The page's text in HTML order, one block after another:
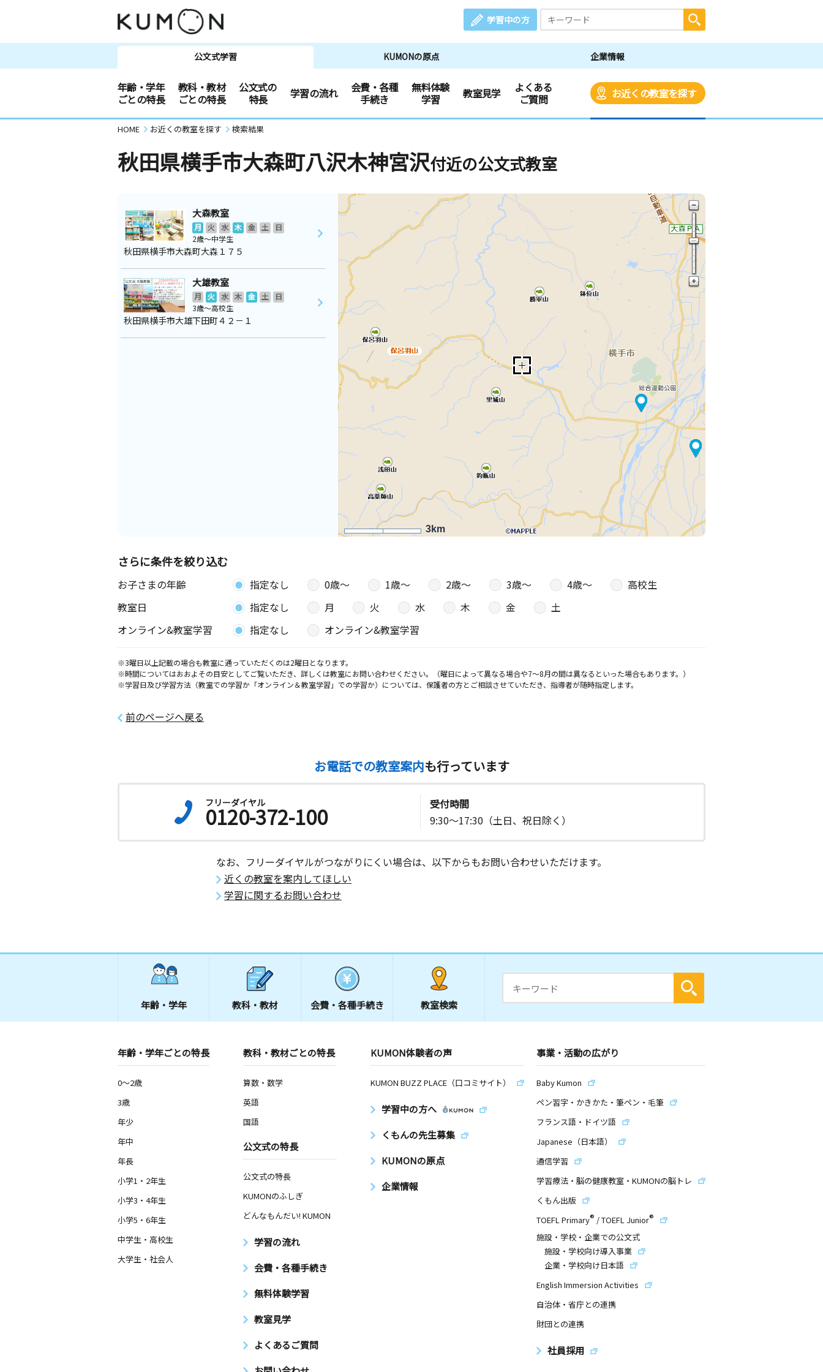
学習中の方
公文式学習 KUMONの原点 企業情報
年齢・学年
ごとの特長
教科・教材
ごとの特長
公文式の
特長
学習の流れ
会費・各種
手続き
無料体験
学習
教室見学
よくある
ご質問
お近くの教室を探す
HOME お近くの教室を探す 検索結果
秋田県横手市大森町八沢木神宮沢付近の公文式教室
3km
大森教室
月 火 水 木 金 土
日
2歳～中学生
秋田県横手市大森町大森１７５
大雄教室
月 火 水 木 金 土
日
3歳～高校生
秋田県横手市大雄下田町４２－１
さらに条件を絞り込む
お子さまの年齢 指定なし 0歳〜 1歳〜 2歳〜 3歳〜 4歳〜
高校生
教室日
指定なし 月 火 水 木 金
土
オンライン&教室学習
指定なし オンライン&教室学習
※3曜日以上記載の場合も教室に通っていただくのは2曜日となります。
※時間についてはおおよその目安としてご覧いただき、詳しくは教室にお問い合わせください。（曜日によって異なる場合や7～8月の間は異なるといった場合もあります。）
※学習日及び学習方法（教室での学習か「オンライン＆教室学習」での学習か）については、保護者の方とご相談させていただき、指導者が随時指定します。
前のページへ戻る
お電話での教室案内も行っています
フリーダイヤル
0120-372-100
受付時間
9:30～17:30（土日、祝日除く）
なお、フリーダイヤルがつながりにくい場合は、以下からもお問い合わせいただけます。
近くの教室を案内してほしい
学習に関するお問い合わせ
年齢・学年 教科・教材 会費・ 各種手続き 教室検索
年齢・学年ごとの特長
0～2歳
3歳
年少
年中
年長
小学1・2年生
小学3・4年生
小学5・6年生
中学生・高校生
大学生・社会人
教科・教材ごとの特長
算数・数学
英語
国語
公文式の特長
公文式の特長
KUMONのふしぎ
どんなもんだい! KUMON
学習の流れ
会費・各種手続き
無料体験学習
教室見学
よくあるご質問
KUMON体験者の声
KUMON BUZZ PLACE（口コミサイト）
学習中の方へ
くもんの先生募集
KUMONの原点
企業情報
事業・活動の広がり
Baby Kumon
ペン習字・かきかた・筆ペン・毛筆
フランス語・ドイツ語
Japanese（日本語）
通信学習
学習療法・脳の健康教室・KUMONの脳トレ
くもん出版
TOEFL Primary® /TOEFL Junior®
施設・学校・企業での公文式
施設・学校向け導入事業
企業・学校向け日本語
English Immersion Activities
自治体・省庁との連携
財団との連携
社員採用